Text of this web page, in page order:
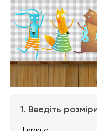
1. Введіть